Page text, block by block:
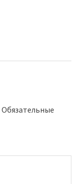
Обязательные